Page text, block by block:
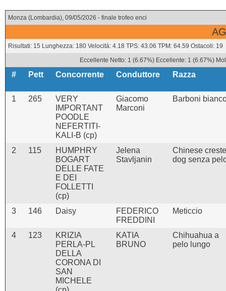
Monza (Lombardia), 09/05/2026 - finale trofeo enci
Risultati: 15 Lunghezza: 180 Velocità: 4.18 TPS: 43.06 TPM: 64.59 Ostacoli: 19
Eccellente Netto: 1 (6.67%) Eccellente: 1 (6.67%)
# Pett Concorrente Conduttore Razza
1 265
VERY
IMPORTANT
POODLE
NEFERTITI-
KALI-B (cp)
Giacomo
Marconi
Barboni
2 115
HUMPHRY
BOGART
DELLE FATE
E DEI
FOLLETTI
(cp)
Jelena
Stavljanin
Chinese
dog senza
3 146 Daisy
FEDERICO
FREDDINI
Meticcio
4 123
KRIZIA
PERLA-PL
DELLA
CORONA DI
SAN
MICHELE
KATIA
BRUNO
Chihuahua a
pelo lungo